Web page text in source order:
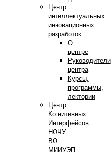
Центр
интеллектуальных
инновационных
разработок
О
центре
Руководители
центра
Курсы,
программы,
лектории
Центр
Когнитивных
Интерфейсов
НОЧУ
ВО
МИИУЭП